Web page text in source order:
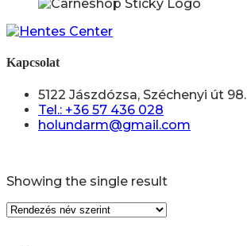
Kapcsolat
5122 Jászdózsa, Széchenyi út 98.
Tel.: +36 57 436 028
holundarm@gmail.com
Showing the single result